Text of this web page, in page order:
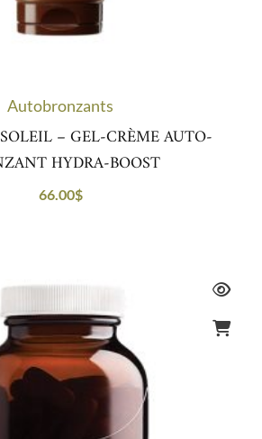
Autobronzants
– GEL-CRÈME AUTO-
HYDRA-BOOST
66.00$